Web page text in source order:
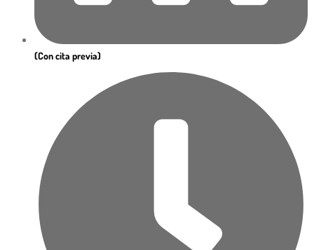
(Con cita previa)